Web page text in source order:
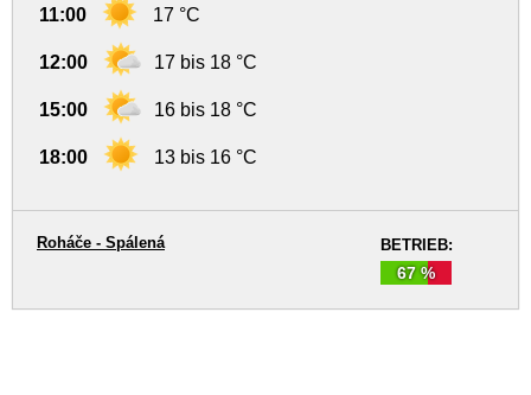
11:00 17 °C
12:00 17 bis 18 °C
15:00 16 bis 18 °C
18:00 13 bis 16 °C
BETRIEB:
67 %
Roháče - Spálená